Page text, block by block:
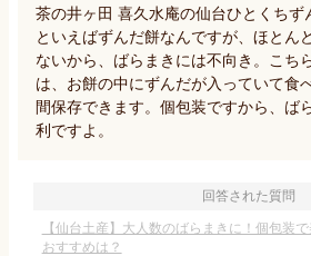
茶の井ヶ田 喜久水庵の仙台ひとくちず
といえばずんだ餅なんですが、ほとん
ないから、ばらまきには不向き。こち
は、お餅の中にずんだが入っていて食
間保存できます。個包装ですから、ば
利ですよ。
回答された質問
【仙台土産】大人数のばらまきに！個包装
おすすめは？